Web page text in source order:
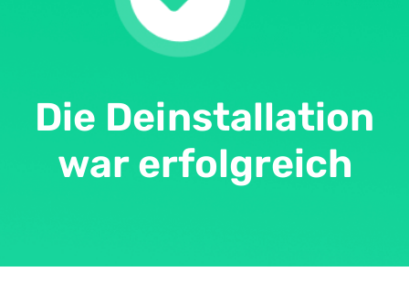
Die Deinstallation
war erfolgreich